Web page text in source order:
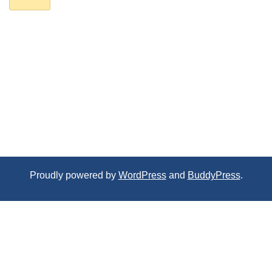
Proudly powered by WordPressand BuddyPress.